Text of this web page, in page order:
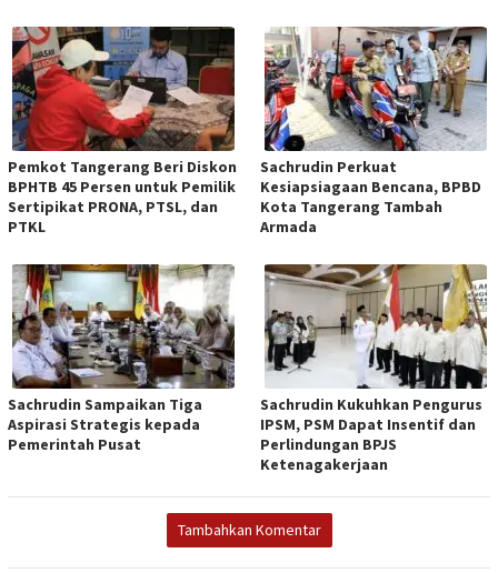
Pemkot Tangerang Beri Diskon
BPHTB 45 Persen untuk Pemilik
Sertipikat PRONA, PTSL, dan
PTKL
Sachrudin Perkuat
Kesiapsiagaan Bencana, BPBD
Kota Tangerang Tambah
Armada
Sachrudin Sampaikan Tiga
Aspirasi Strategis kepada
Pemerintah Pusat
Sachrudin Kukuhkan Pengurus
IPSM, PSM Dapat Insentif dan
Perlindungan BPJS
Ketenagakerjaan
Tambahkan Komentar